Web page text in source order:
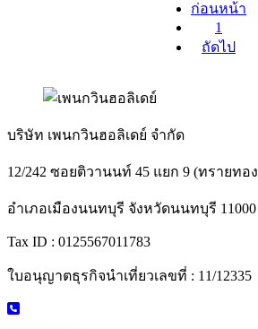
ก่อนหน้า
1
ถัดไป
บริษัท เพนกวินฮอลิเดย์ จำกัด
12/242 ซอยติวานนท์ 45 แยก 9 (ทรายทอ
อำเภอเมืองนนทบุรี จังหวัดนนทบุรี 11000
Tax ID : 0125567011783
ใบอนุญาตธุรกิจนำเที่ยวเลขที่ : 11/12335